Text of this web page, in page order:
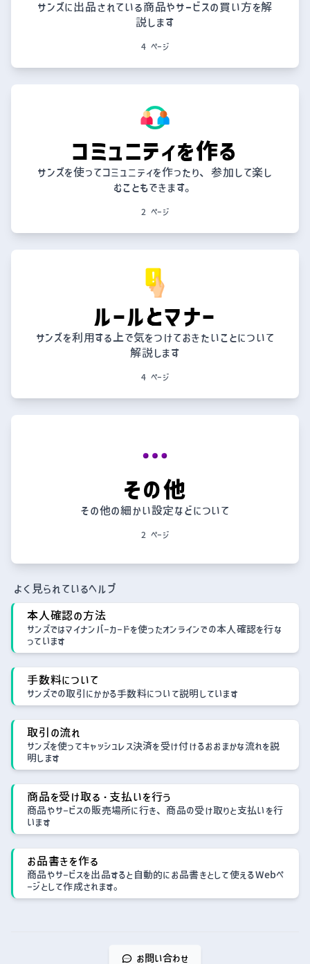
サンズに出品されている商品やサービスの買い方を解
説します
4 ページ
コミュニティを作る
サンズを使ってコミュニティを作ったり、参加して楽し
むこともできます。
2 ページ
ルールとマナー
サンズを利用する上で気をつけておきたいことについて
解説します
4 ページ
その他
その他の細かい設定などについて
2 ページ
よく見られているヘルプ
本人確認の方法
サンズではマイナンバーカードを使ったオンラインでの本人確認を行な
っています
手数料について
サンズでの取引にかかる手数料について説明しています
取引の流れ
サンズを使ってキャッシュレス決済を受け付けるおおまかな流れを説
明します
商品を受け取る・支払いを行う
商品やサービスの販売場所に行き、商品の受け取りと支払いを行
います
お品書きを作る
商品やサービスを出品すると自動的にお品書きとして使えるWebペ
ージとして作成されます。
お問い合わせ